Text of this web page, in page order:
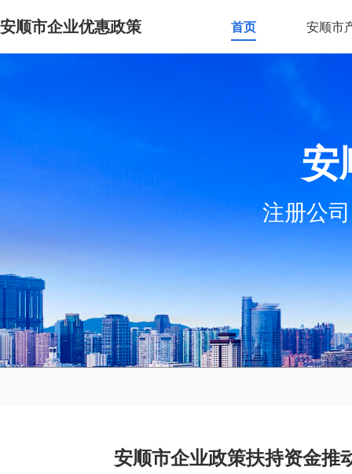
安顺市企业优惠政策 首页 安顺市
安
注册公
安顺市企业政策扶持资金推